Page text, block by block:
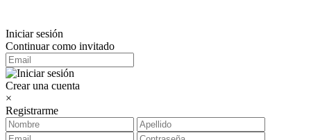
Iniciar sesión
Continuar como invitado
Crear una cuenta
×
Registrarme